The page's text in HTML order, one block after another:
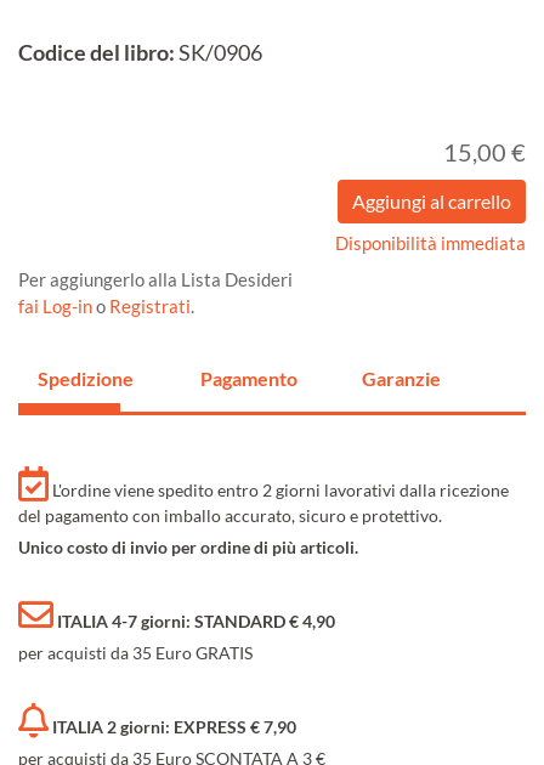
Codice del libro:SK/0906
15,00 €
Disponibilità immediata
Per aggiungerlo alla Lista Desideri
fai Log-ino Registrati.
Spedizione Pagamento Garanzie
L'ordine viene spedito entro 2 giorni lavorativi dalla ricezione
del pagamento con imballo accurato, sicuro e protettivo.
Unico costo di invio per ordine di più articoli.
ITALIA 4-7 giorni: STANDARD € 4,90
per acquisti da 35 Euro GRATIS
ITALIA 2 giorni: EXPRESS € 7,90
per acquisti da 35 Euro SCONTATA A 3 €